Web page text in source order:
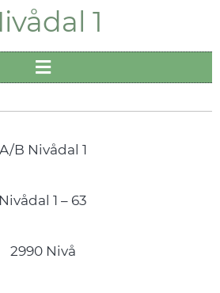
1
A/B Nivådal 1
Nivådal 1 – 63
2990 Nivå